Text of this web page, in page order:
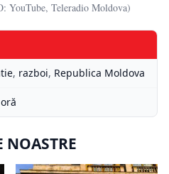
YouTube, Teleradio Moldova)
, razboi, Republica Moldova
NOASTRE